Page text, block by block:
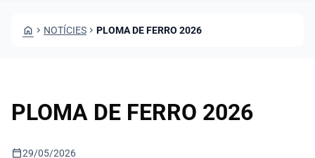
HOME CHEVRON_RIGHT NOTÍCIES CHEVRON_RIGHT PLOMA DE FERRO 2026
PLOMA DE FERRO 2026
calendar_today29/05/2026